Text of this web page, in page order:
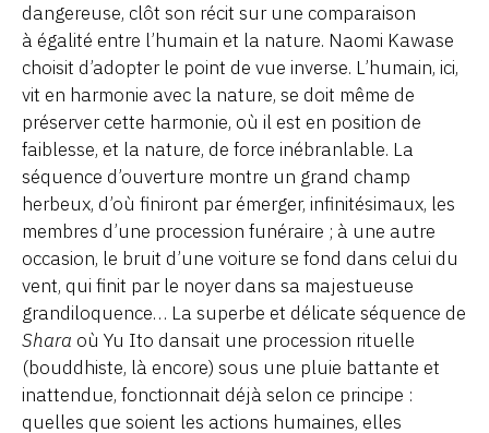
dangereuse, clôt son récit sur une comparaison
à égalité entre l’humain et la nature. Naomi Kawase
choisit d’adopter le point de vue inverse. L’humain, ici,
vit en harmonie avec la nature, se doit même de
préserver cette harmonie, où il est en position de
faiblesse, et la nature, de force inébranlable. La
séquence d’ouverture montre un grand champ
herbeux, d’où finiront par émerger, infinitésimaux, les
membres d’une procession funéraire ; à une autre
occasion, le bruit d’une voiture se fond dans celui du
vent, qui finit par le noyer dans sa majestueuse
grandiloquence… La superbe et délicate séquence de
Shara où Yu Ito dansait une procession rituelle
(bouddhiste, là encore) sous une pluie battante et
inattendue, fonctionnait déjà selon ce principe :
quelles que soient les actions humaines, elles